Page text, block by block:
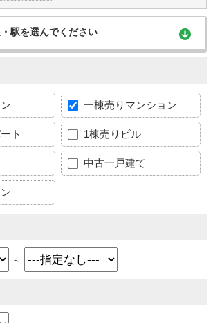
駅を選んでください
一棟売りマンション
ト 1棟売りビル
中古一戸建て
～